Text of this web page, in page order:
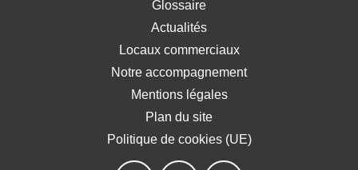
Glossaire
Actualités
Locaux commerciaux
Notre accompagnement
Mentions légales
Plan du site
Politique de cookies (UE)